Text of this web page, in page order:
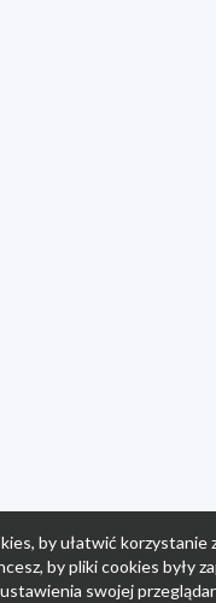
by ułatwić korzystanie
by pliki cookies były
swojej